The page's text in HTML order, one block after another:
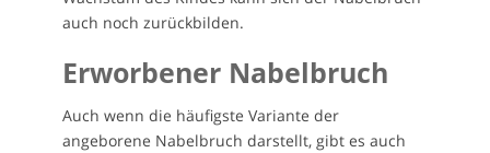
auch noch zurückbilden.
Erworbener Nabelbruch
Auch wenn die häufigste Variante der
angeborene Nabelbruch darstellt, gibt es auch